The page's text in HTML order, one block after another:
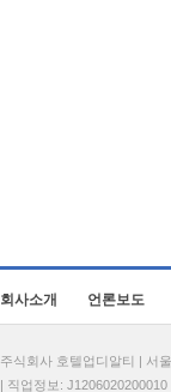
회사소개 언론보도
주식회사 호텔업디알티 | 서
| 직업정보: